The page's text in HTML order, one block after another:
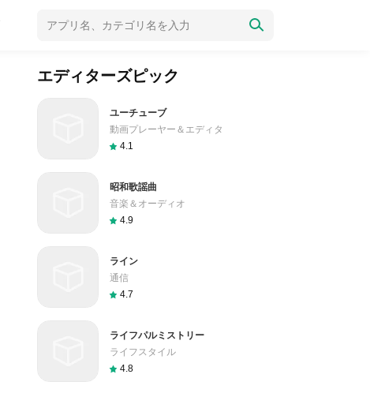
エディターズピック
ユーチューブ
動画プレーヤー＆エディタ
4.1
昭和歌謡曲
音楽＆オーディオ
4.9
ライン
通信
4.7
ライフパルミストリー
ライフスタイル
4.8